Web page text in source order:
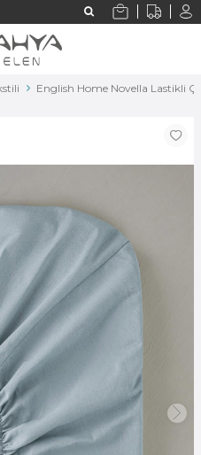
English Home Novella Lastikli